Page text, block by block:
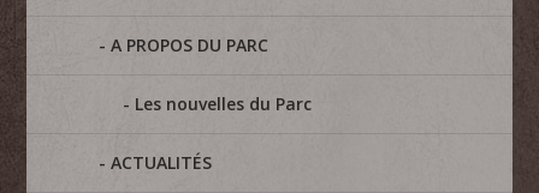
A PROPOS DU PARC
Les nouvelles du Parc
ACTUALITÉS